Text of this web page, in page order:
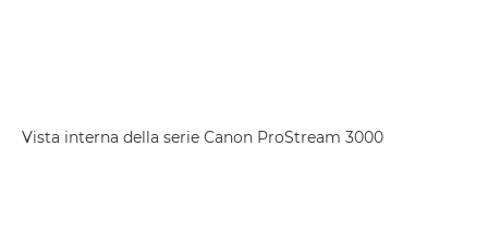
Vista interna della serie Canon ProStream 3000